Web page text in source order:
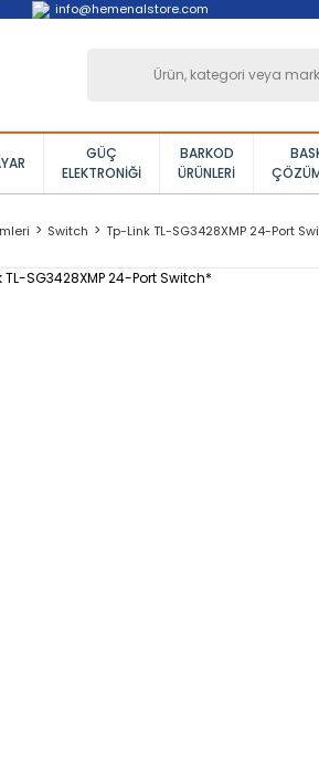
info@hemenalstore.com
GÜÇ
ELEKTRONIĞI
BARKOD
ÜRÜNLERI
Switch Tp-Link TL-SG3428XMP 24-Port